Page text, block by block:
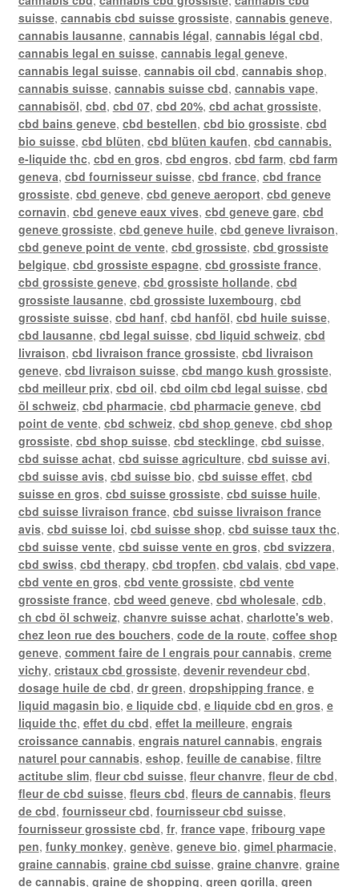
suisse, cannabis cbd suisse grossiste, cannabis geneve,
cannabis lausanne, cannabis légal, cannabis légal cbd,
cannabis legal en suisse, cannabis legal geneve,
cannabis legal suisse, cannabis oil cbd, cannabis shop,
cannabis suisse, cannabis suisse cbd, cannabis vape,
cannabisöl, cbd, cbd 07, cbd 20%, cbd achat grossiste,
cbd bains geneve, cbd bestellen, cbd bio grossiste, cbd
bio suisse, cbd blüten, cbd blüten kaufen, cbd cannabis.
e-liquide thc, cbd en gros, cbd engros, cbd farm, cbd farm
geneva, cbd fournisseur suisse, cbd france, cbd france
grossiste, cbd geneve, cbd geneve aeroport, cbd geneve
cornavin, cbd geneve eaux vives, cbd geneve gare, cbd
geneve grossiste, cbd geneve huile, cbd geneve livraison,
cbd geneve point de vente, cbd grossiste, cbd grossiste
belgique, cbd grossiste espagne, cbd grossiste france,
cbd grossiste geneve, cbd grossiste hollande, cbd
grossiste lausanne, cbd grossiste luxembourg, cbd
grossiste suisse, cbd hanf, cbd hanföl, cbd huile suisse,
cbd lausanne, cbd legal suisse, cbd liquid schweiz, cbd
livraison, cbd livraison france grossiste, cbd livraison
geneve, cbd livraison suisse, cbd mango kush grossiste,
cbd meilleur prix, cbd oil, cbd oilm cbd legal suisse, cbd
öl schweiz, cbd pharmacie, cbd pharmacie geneve, cbd
point de vente, cbd schweiz, cbd shop geneve, cbd shop
grossiste, cbd shop suisse, cbd stecklinge, cbd suisse,
cbd suisse achat, cbd suisse agriculture, cbd suisse avi,
cbd suisse avis, cbd suisse bio, cbd suisse effet, cbd
suisse en gros, cbd suisse grossiste, cbd suisse huile,
cbd suisse livraison france, cbd suisse livraison france
avis, cbd suisse loi, cbd suisse shop, cbd suisse taux thc,
cbd suisse vente, cbd suisse vente en gros, cbd svizzera,
cbd swiss, cbd therapy, cbd tropfen, cbd valais, cbd vape,
cbd vente en gros, cbd vente grossiste, cbd vente
grossiste france, cbd weed geneve, cbd wholesale, cdb,
ch cbd öl schweiz, chanvre suisse achat, charlotte's web,
chez leon rue des bouchers, code de la route, coffee shop
geneve, comment faire de l engrais pour cannabis, creme
vichy, cristaux cbd grossiste, devenir revendeur cbd,
dosage huile de cbd, dr green, dropshipping france, e
liquid magasin bio, e liquide cbd, e liquide cbd en gros, e
liquide thc, effet du cbd, effet la meilleure, engrais
croissance cannabis, engrais naturel cannabis, engrais
naturel pour cannabis, eshop, feuille de canabise, filtre
actitube slim, fleur cbd suisse, fleur chanvre, fleur de cbd,
fleur de cbd suisse, fleurs cbd, fleurs de cannabis, fleurs
de cbd, fournisseur cbd, fournisseur cbd suisse,
fournisseur grossiste cbd, fr, france vape, fribourg vape
pen, funky monkey, genève, geneve bio, gimel pharmacie,
graine cannabis, graine cbd suisse, graine chanvre, graine
de cannabis, graine de shopping, green gorilla, green